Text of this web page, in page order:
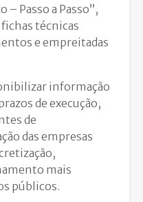
Passo a Passo”,
técnicas
e empreitadas
informação
de execução,
de
das empresas
mais
públicos.